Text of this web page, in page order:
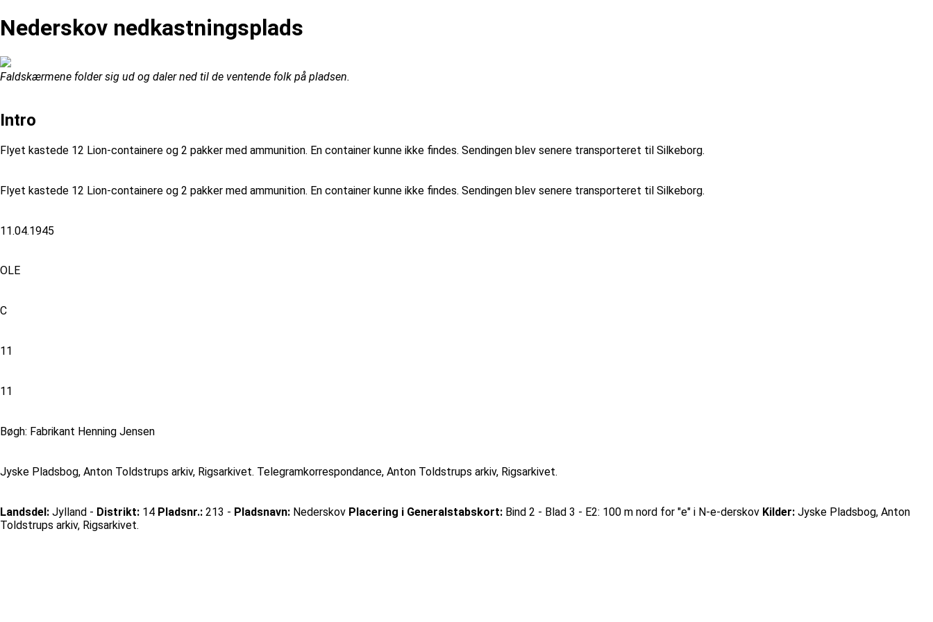
Nederskov nedkastningsplads
Faldskærmene folder sig ud og daler ned til de ventende folk på pladsen.
Intro
Flyet kastede 12 Lion-containere og 2 pakker med ammunition. En container kunne ikke findes. Sendingen blev senere transporteret til Silkeborg.
Flyet kastede 12 Lion-containere og 2 pakker med ammunition. En container kunne ikke findes. Sendingen blev senere transporteret til Silkeborg.
11.04.1945
OLE
C
11
11
Bøgh: Fabrikant Henning Jensen
Jyske Pladsbog, Anton Toldstrups arkiv, Rigsarkivet. Telegramkorrespondance, Anton Toldstrups arkiv, Rigsarkivet.
Landsdel: Jylland - Distrikt: 14 Pladsnr.: 213 - Pladsnavn: Nederskov Placering i Generalstabskort: Bind 2 - Blad 3 - E2: 100 m nord for "e" i N-e-derskov Kilder: Jyske Pladsbog, Anton
Toldstrups arkiv, Rigsarkivet.